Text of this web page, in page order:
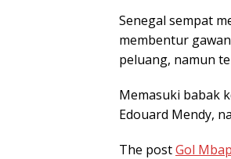
Senegal sempat
membentur
peluang, namun
Memasuki babak
Edouard Mendy,
The postGol